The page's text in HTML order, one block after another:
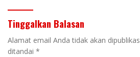
Tinggalkan Balasan
Alamat email Anda tidak akan
ditandai *